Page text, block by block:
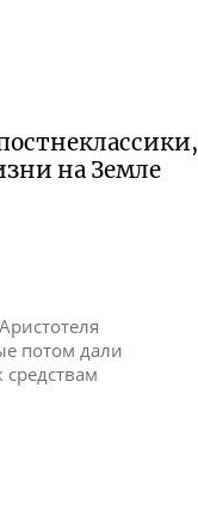
на Земле
потом дали